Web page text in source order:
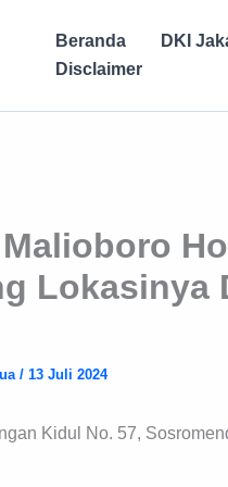
Beranda
DKI
Disclaimer
Lokasinya
/ 13 Juli 2024
Kidul No. 57,